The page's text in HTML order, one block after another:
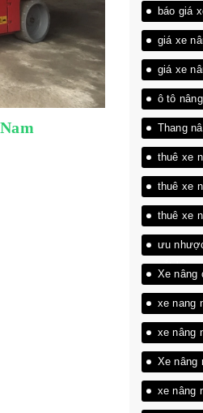
báo giá
giá xe
giá xe
ô tô
Thang
thuê xe
thuê xe
thuê xe
ưu
cắt kéo
Xe nâng
xe nang
xe nâng
Xe nâng
xe nâng